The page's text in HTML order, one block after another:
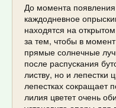
До момента
каждодневное
находятся на
за тем, чтобы в
прямые солнечные
после распускания
листву, но и лепестки
лепестках сокращает
лилия цветет очень